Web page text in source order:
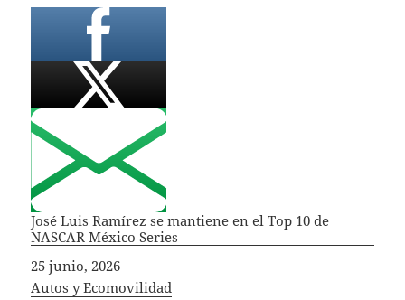
José Luis Ramírez se mantiene en el Top 10 de
NASCAR México Series
Fecha
25 junio, 2026
In relation to
Autos y Ecomovilidad